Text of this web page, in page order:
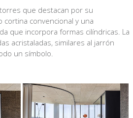
que destacan por su
convencional y una
que incorpora formas cilíndricas. La
acristaladas, similares al jarrón
un símbolo.